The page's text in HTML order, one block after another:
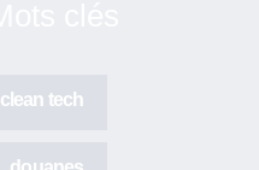
clean tech